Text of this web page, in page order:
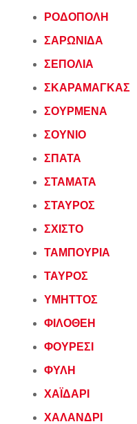
ΡΟΔΟΠΟΛΗ
ΣΑΡΩΝΙΔΑ
ΣΕΠΟΛΙΑ
ΣΚΑΡΑΜΑΓΚΑΣ
ΣΟΥΡΜΕΝΑ
ΣΟΥΝΙΟ
ΣΠΑΤΑ
ΣΤΑΜΑΤΑ
ΣΤΑΥΡΟΣ
ΣΧΙΣΤΟ
ΤΑΜΠΟΥΡΙΑ
ΤΑΥΡΟΣ
ΥΜΗΤΤΟΣ
ΦΙΛΟΘΕΗ
ΦΟΥΡΕΣΙ
ΦΥΛΗ
ΧΑΪΔΑΡΙ
ΧΑΛΑΝΔΡΙ